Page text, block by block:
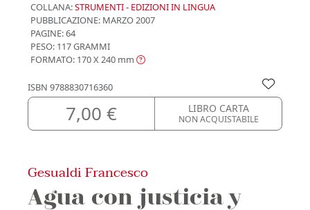
COLLANA:STRUMENTI - EDIZIONI IN LINGUA
PUBBLICAZIONE: MARZO 2007
PAGINE: 64
PESO: 117 GRAMMI
FORMATO: 170 X 240 mm
ISBN 9788830716360
7,00 € LIBRO CARTA
NON ACQUISTABILE
Gesualdi Francesco
Agua con justicia y